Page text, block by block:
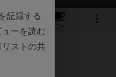
4
カフェ
前
記録する
ーを読む
ストの共